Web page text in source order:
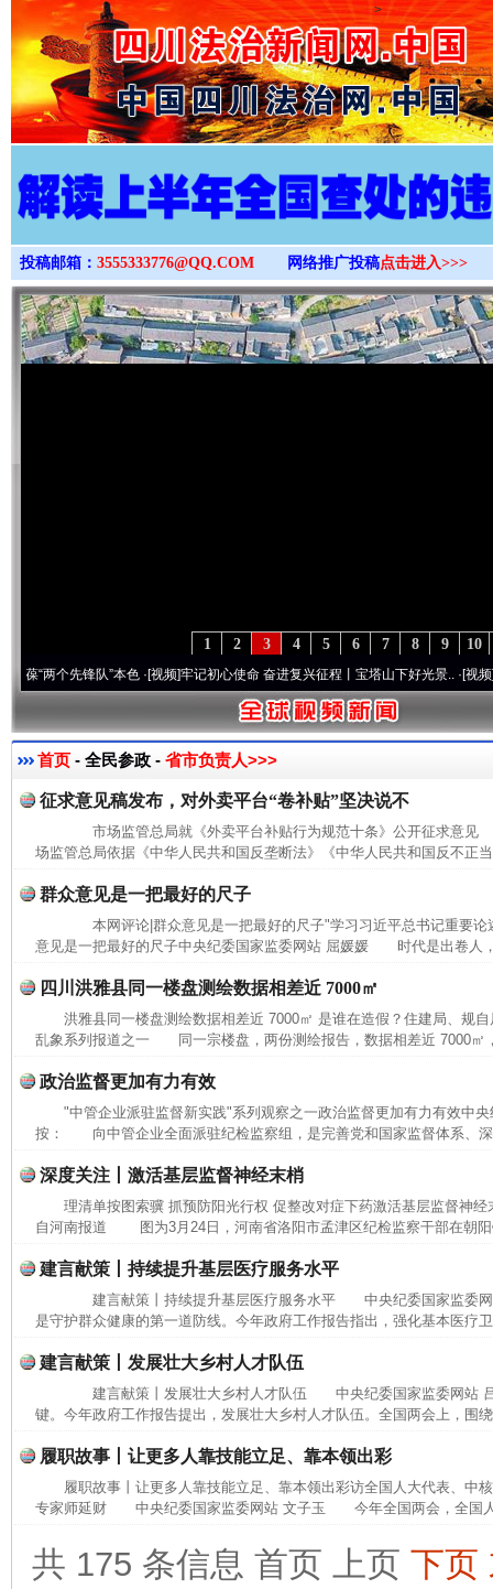
>
投稿邮箱： 3555333776@QQ.COM 网络推广投稿点击进入>>>
10
9
8
7
6
5
4
3
2
1
个先锋队”本色·[视频]牢记初心使命 奋进复兴征程丨宝塔山下好光景..·[视频]因党而
首页 - 全民参政 - 省市负责人>>>
征求意见稿发布，对外卖平台“卷补贴”坚决说不
市场监管总局就《外卖平台补贴行为规范十条》公开征求意
场监管总局依据《中华人民共和国反垄断法》《中华人民共和国反不正
群众意见是一把最好的尺子
本网评论|群众意见是一把最好的尺子"学习习近平总书记重要论
意见是一把最好的尺子中央纪委国家监委网站 屈媛媛 时代是出卷人
四川洪雅县同一楼盘测绘数据相差近 7000㎡
洪雅县同一楼盘测绘数据相差近 7000㎡ 是谁在造假？住建局、规
乱象系列报道之一 同一宗楼盘，两份测绘报告，数据相差近 7000㎡
政治监督更加有力有效
"中管企业派驻监督新实践"系列观察之一政治监督更加有力有效
按： 向中管企业全面派驻纪检监察组，是完善党和国家监督体系、
深度关注丨激活基层监督神经末梢
理清单按图索骥 抓预防阳光行权 促整改对症下药激活基层监督神
自河南报道 图为3月24日，河南省洛阳市孟津区纪检监察干部在朝阳
建言献策丨持续提升基层医疗服务水平
建言献策丨持续提升基层医疗服务水平 中央纪委国家监委
是守护群众健康的第一道防线。今年政府工作报告指出，强化基本医疗
建言献策丨发展壮大乡村人才队伍
建言献策丨发展壮大乡村人才队伍 中央纪委国家监委网站
键。今年政府工作报告提出，发展壮大乡村人才队伍。全国两会上，围
履职故事丨让更多人靠技能立足、靠本领出彩
履职故事丨让更多人靠技能立足、靠本领出彩访全国人大代表、中
专家师延财 中央纪委国家监委网站 文子玉 今年全国两会，全国人
共 175 条信息 首页 上页 下页